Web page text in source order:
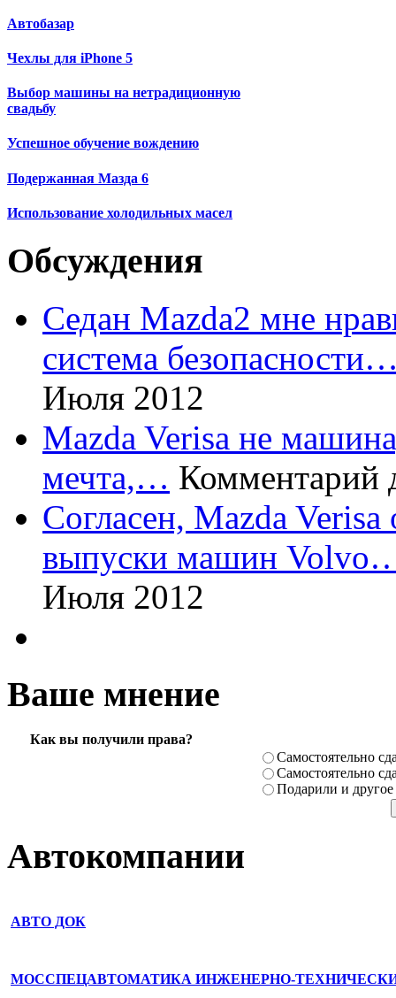
Автобазар
Чехлы для iPhone 5
Выбор машины на нетрадиционную
свадьбу
Успешное обучение вождению
Подержанная Мазда 6
Использование холодильных масел
Обсуждения
Седан Mazda2 мне
система
Июля 2012
Mazda Verisa не
мечта,… Комментарий
Согласен, Mazda
выпуски машин
Июля 2012
Ваше мнение
Как вы получили права?
Самостоя­тельно
Самостоя­тельно
Подарили­ и другое
Автокомпании
АВТО ДОК
МОССПЕЦАВТОМАТИКА ИНЖЕНЕРНО-